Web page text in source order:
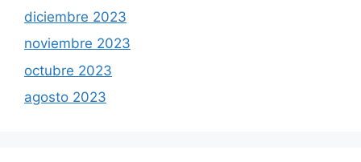
diciembre 2023
noviembre 2023
octubre 2023
agosto 2023